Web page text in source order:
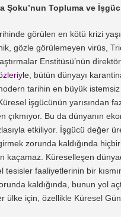
Şoku’nun Topluma ve
görülen en kötü krizi
gözle görülemeyen virüs,
Enstitüsü’nün
, bütün dünyayı
tarihin en büyük
işgücünün yarısından
çıkmıyor. Bu da dünyanın
etkiliyor. İşgücü değer
zorunda kaldığında
kaçamaz. Küreselleşen
tesisler faaliyetlerinin bir
kaldığında, bunun yol
ülke için, özellikle Küresel